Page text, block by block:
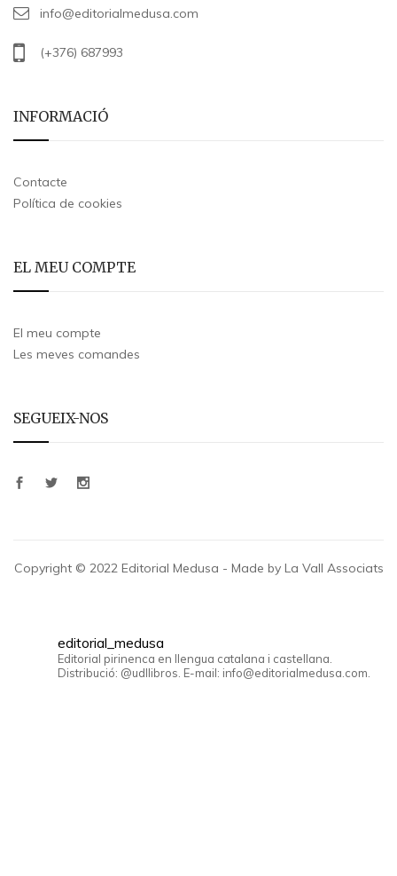
info@editorialmedusa.com
(+376) 687993
INFORMACIÓ
Contacte
Política de cookies
EL MEU COMPTE
El meu compte
Les meves comandes
SEGUEIX-NOS
Copyright © 2022 Editorial Medusa - Made by La Vall Associats
editorial_medusa
Editorial pirinenca en llengua catalana i castellana.
Distribució: @udllibros. E-mail: info@editorialmedusa.com.